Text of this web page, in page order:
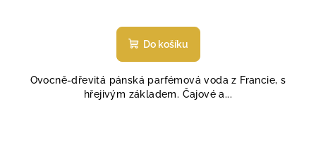
Do košíku
Ovocně-dřevitá pánská parfémová voda z Francie, s
hřejivým základem. Čajové a...